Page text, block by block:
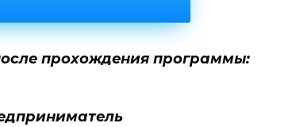
прохождения программы: